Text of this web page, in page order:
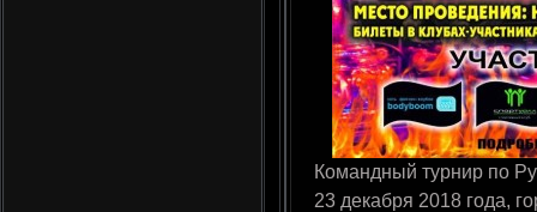
Командный турнир по
23 декабря 2018 года,